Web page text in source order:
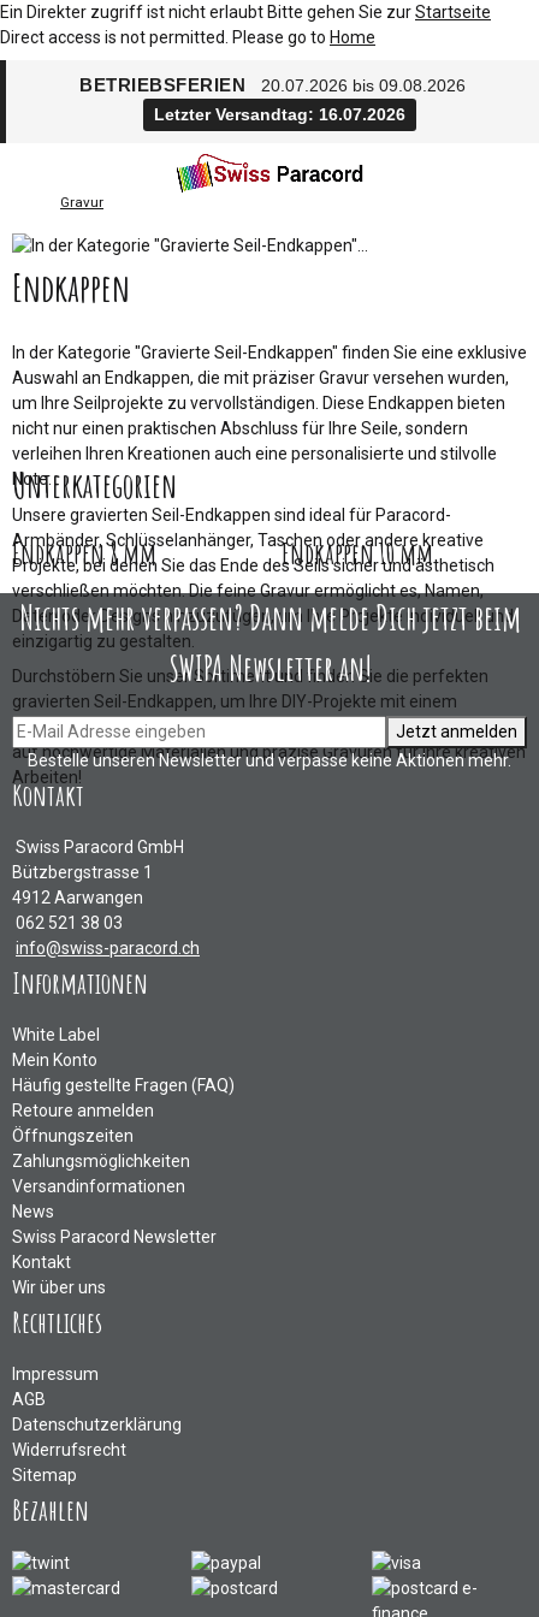
Ein Direkter zugriff ist nicht erlaubt Bitte gehen Sie zurStartseite
Direct access is not permitted. Please go to Home
BETRIEBSFERIEN
20.07.2026 bis 09.08.2026
Letzter Versandtag: 16.07.2026
Gravur
Endkappen
In der Kategorie "Gravierte Seil-Endkappen" finden Sie eine exklusive
Auswahl an Endkappen, die mit präziser Gravur versehen wurden,
um Ihre Seilprojekte zu vervollständigen. Diese Endkappen bieten
nicht nur einen praktischen Abschluss für Ihre Seile, sondern
verleihen Ihren Kreationen auch eine personalisierte und stilvolle
Note.
Unsere gravierten Seil-Endkappen sind ideal für Paracord-
Armbänder, Schlüsselanhänger, Taschen oder andere kreative
Projekte, bei denen Sie das Ende des Seils sicher und ästhetisch
verschließen möchten. Die feine Gravur ermöglicht es, Namen,
Daten oder Designs hinzuzufügen, um Ihre Projekte individuell und
einzigartig zu gestalten.
Durchstöbern Sie unser Sortiment und finden Sie die perfekten
gravierten Seil-Endkappen, um Ihre DIY-Projekte mit einem
professionellen und persönlichen Touch zu versehen. Setzen Sie
auf hochwertige Materialien und präzise Gravuren für Ihre kreativen
Arbeiten!
Unterkategorien
Endkappen 8 mm Endkappen 10 mm
Nichts mehr verpassen? Dann melde Dich jetzt beim
SWIPA Newsletter an!
Jetzt anmelden
Bestelle unseren Newsletter und verpasse keine Aktionen mehr.
Kontakt
Swiss Paracord GmbH
Bützbergstrasse 1
4912 Aarwangen
062 521 38 03
info@swiss-paracord.ch
Informationen
White Label
Mein Konto
Häufig gestellte Fragen (FAQ)
Retoure anmelden
Öffnungszeiten
Zahlungsmöglichkeiten
Versandinformationen
News
Swiss Paracord Newsletter
Kontakt
Wir über uns
Rechtliches
Impressum
AGB
Datenschutzerklärung
Widerrufsrecht
Sitemap
Bezahlen